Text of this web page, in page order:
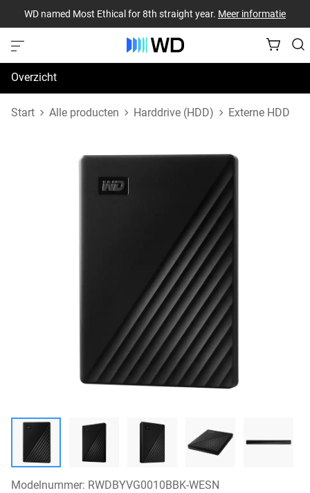
WD named Most Ethical for 8th straight year. Meer informatie
Overzicht
Specificaties
Start Alle producten Harddrive (HDD) Externe HDD
Modelnummer: RWDBYVG0010BBK-WESN